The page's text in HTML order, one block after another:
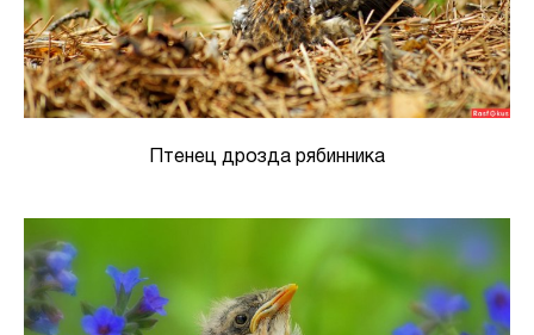
Птенец дрозда рябинника